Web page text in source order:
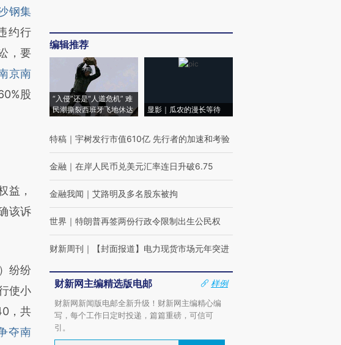
总结
代表
细致
钢集
约行
，要
京南
股
益，
该诉
）纷纷
使小
，共
夺南
编辑推荐
“入侵”还是“人道危机” 难
民潮撕裂西班牙飞地休达
显影｜瓜农的漫长等待
特稿 ｜ 宇树发行市值610亿 先行者的加速和考验
金融 ｜ 在岸人民币兑美元汇率连日升破6.75
金融我闻 ｜ 艾路明及多名股东被拘
世界 ｜ 特朗普再签两份行政令限制出生公民权
财新周刊 ｜ 【封面报道】电力现货市场元年突进
财新网主编精选版电邮
样例
财新网新闻版电邮全新升级！财新网主编精心编
写，每个工作日定时投递，篇篇重磅，可信可
引。